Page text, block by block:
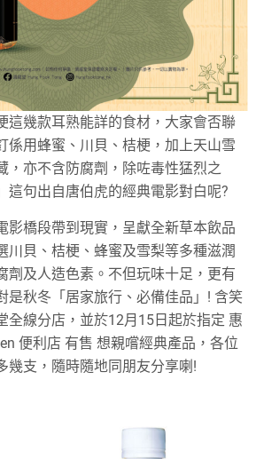
這幾款耳熟能詳的食材，大家會否聯
係用蜂蜜、川貝、桔梗，加上天山雪
，亦不含防腐劑，除咗毒性猛烈之
這句出自唐伯虎的經典電影對白呢?
影橋段帶到現實，呈獻全新草本飲品
川貝、桔梗、蜂蜜及雪梨等多種滋潤
劑及人造色素。不但玩味十足，更有
是秋冬「居家旅行、必備佳品」! 含笑
全線分店，並於12月15日起於指定 惠
便利店 有售 想親嚐經典產品，各位
幾支，隨時隨地同朋友分享喇!